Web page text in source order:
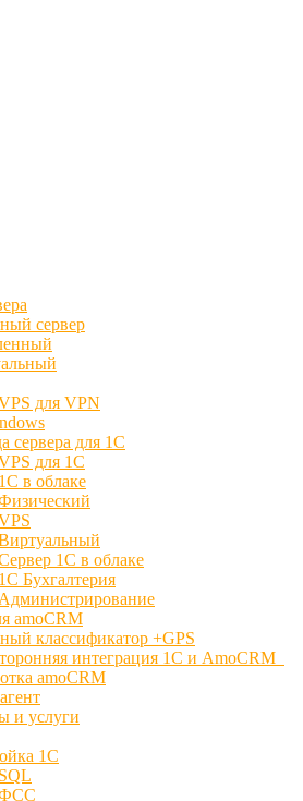
сервер
для VPN
сервера для 1С
для 1С
1С в облаке
1С в облаке
1С Бухгалтерия
Администрирование
amoCRM
классификатор +GPS
интеграция 1С и AmoCRM
amoCRM
и услуги
1С
SQL